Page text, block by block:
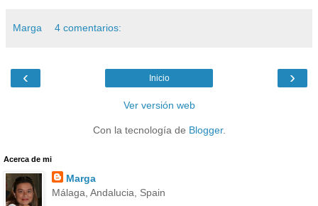
Marga 4 comentarios:
‹ ›
Inicio
Ver versión web
Con la tecnología de Blogger.
Acerca de mi
Marga
Málaga, Andalucia, Spain